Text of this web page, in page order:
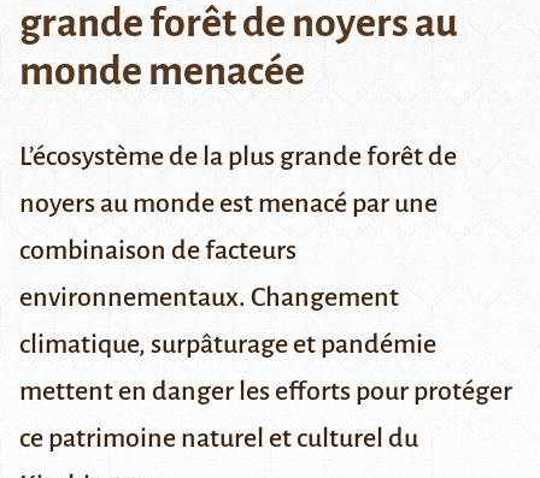
grande forêt de noyers au
monde menacée
L’écosystème de la plus grande forêt de
noyers au monde est menacé par une
combinaison de facteurs
environnementaux. Changement
climatique, surpâturage et pandémie
mettent en danger les efforts pour protéger
ce patrimoine naturel et culturel du